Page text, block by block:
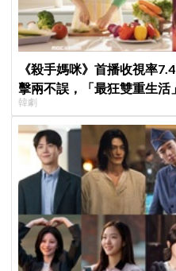
《殺手媽咪》首播收視率
擊兩不誤，「最狂雙重生活
韓劇